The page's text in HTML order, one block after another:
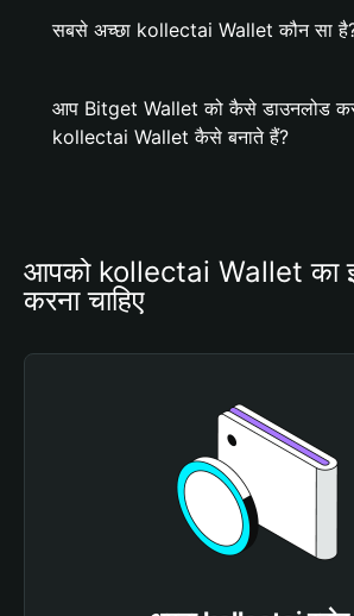
सबसे अच्छा kollectai Wallet कौन सा
आप Bitget Wallet को कैसे डाउनलोड
kollectai Wallet कैसे बनाते हैं?
आपको kollectai Wallet का
करना चाहिए